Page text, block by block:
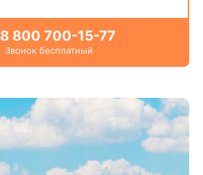
8 800 700-15-77
Звонок бесплатный